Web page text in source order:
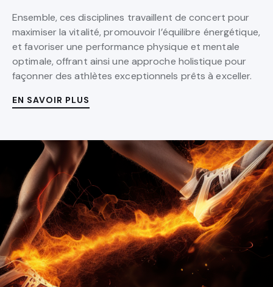
Ensemble, ces disciplines travaillent de concert pour
maximiser la vitalité, promouvoir l’équilibre énergétique,
et favoriser une performance physique et mentale
optimale, offrant ainsi une approche holistique pour
façonner des athlètes exceptionnels prêts à exceller.
EN SAVOIR PLUS